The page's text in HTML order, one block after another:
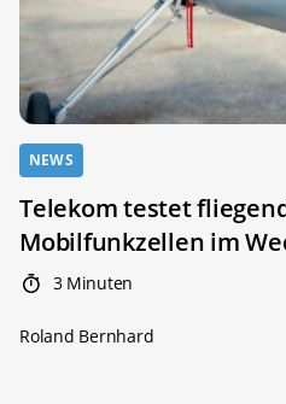
NEWS
Telekom testet
Mobilfunkzellen im
3 Minuten
Roland Bernhard